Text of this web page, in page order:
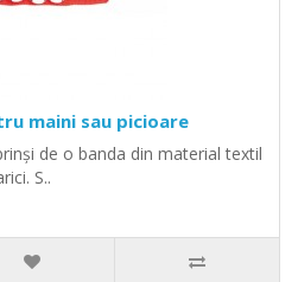
maini sau picioare
de o banda din material textil
S..